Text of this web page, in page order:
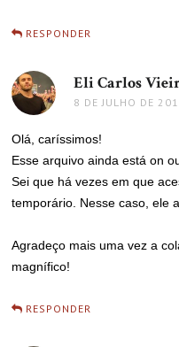
RESPONDER
Eli Carlos
8 DE JULHO DE
Olá, caríssimos!
Esse arquivo ainda está on
Sei que há vezes em que
temporário. Nesse caso, ele
Agradeço mais uma vez a
magnífico!
RESPONDER